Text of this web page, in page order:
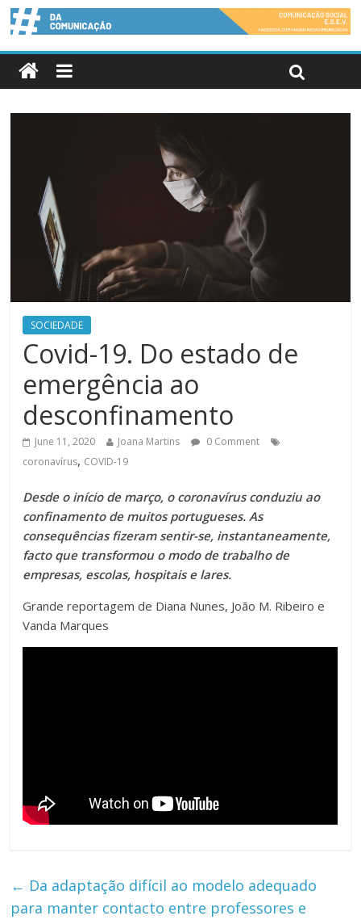
SOCIEDADE
Covid-19. Do estado de
emergência ao
desconfinamento
June 11, 2020 Joana Martins
0 Comment
coronavírus, COVID-19
Desde o início de março, o coronavírus conduziu ao
confinamento de muitos portugueses. As
consequências fizeram sentir-se, instantaneamente,
facto que transformou o modo de trabalho de
empresas, escolas, hospitais e lares.
Grande reportagem de Diana Nunes, João M. Ribeiro e
Vanda Marques
← Da adaptação difícil ao modelo adequado
para manter contacto entre professores e